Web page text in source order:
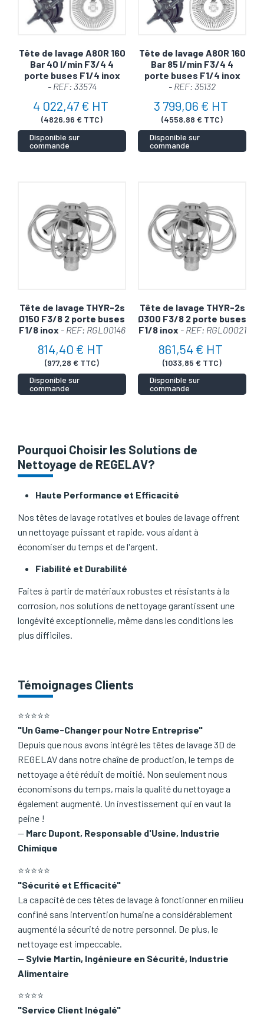
Tête de lavage A80R 160
Bar 40 l/min F3/4 4
porte buses F1/4 inox
- REF: 33574
4 022,47 € HT
(4826,96 € TTC)
Disponible sur
commande
Tête de lavage A80R 160
Bar 85 l/min F3/4 4
porte buses F1/4 inox
- REF: 35132
3 799,06 € HT
(4558,88 € TTC)
Disponible sur
commande
Tête de lavage THYR-2s
Ø150 F3/8 2 porte buses
F1/8 inox - REF: RGL00146
814,40 € HT
(977,28 € TTC)
Disponible sur
commande
Tête de lavage THYR-2s
Ø300 F3/8 2 porte buses
F1/8 inox - REF: RGL00021
861,54 € HT
(1033,85 € TTC)
Disponible sur
commande
Pourquoi Choisir les Solutions de
Nettoyage de REGELAV?
Haute Performance et Efficacité
Nos têtes de lavage rotatives et boules de lavage offrent
un nettoyage puissant et rapide, vous aidant à
économiser du temps et de l'argent.
Fiabilité et Durabilité
Faites à partir de matériaux robustes et résistants à la
corrosion, nos solutions de nettoyage garantissent une
longévité exceptionnelle, même dans les conditions les
plus difficiles.
Témoignages Clients
⭐⭐⭐⭐⭐
"Un Game-Changer pour Notre Entreprise"
Depuis que nous avons intégré les têtes de lavage 3D de
REGELAV dans notre chaîne de production, le temps de
nettoyage a été réduit de moitié. Non seulement nous
économisons du temps, mais la qualité du nettoyage a
également augmenté. Un investissement qui en vaut la
peine !
— Marc Dupont, Responsable d'Usine, Industrie
Chimique
⭐⭐⭐⭐⭐
"Sécurité et Efficacité"
La capacité de ces têtes de lavage à fonctionner en milieu
confiné sans intervention humaine a considérablement
augmenté la sécurité de notre personnel. De plus, le
nettoyage est impeccable.
— Sylvie Martin, Ingénieure en Sécurité, Industrie
Alimentaire
⭐⭐⭐⭐
"Service Client Inégalé"